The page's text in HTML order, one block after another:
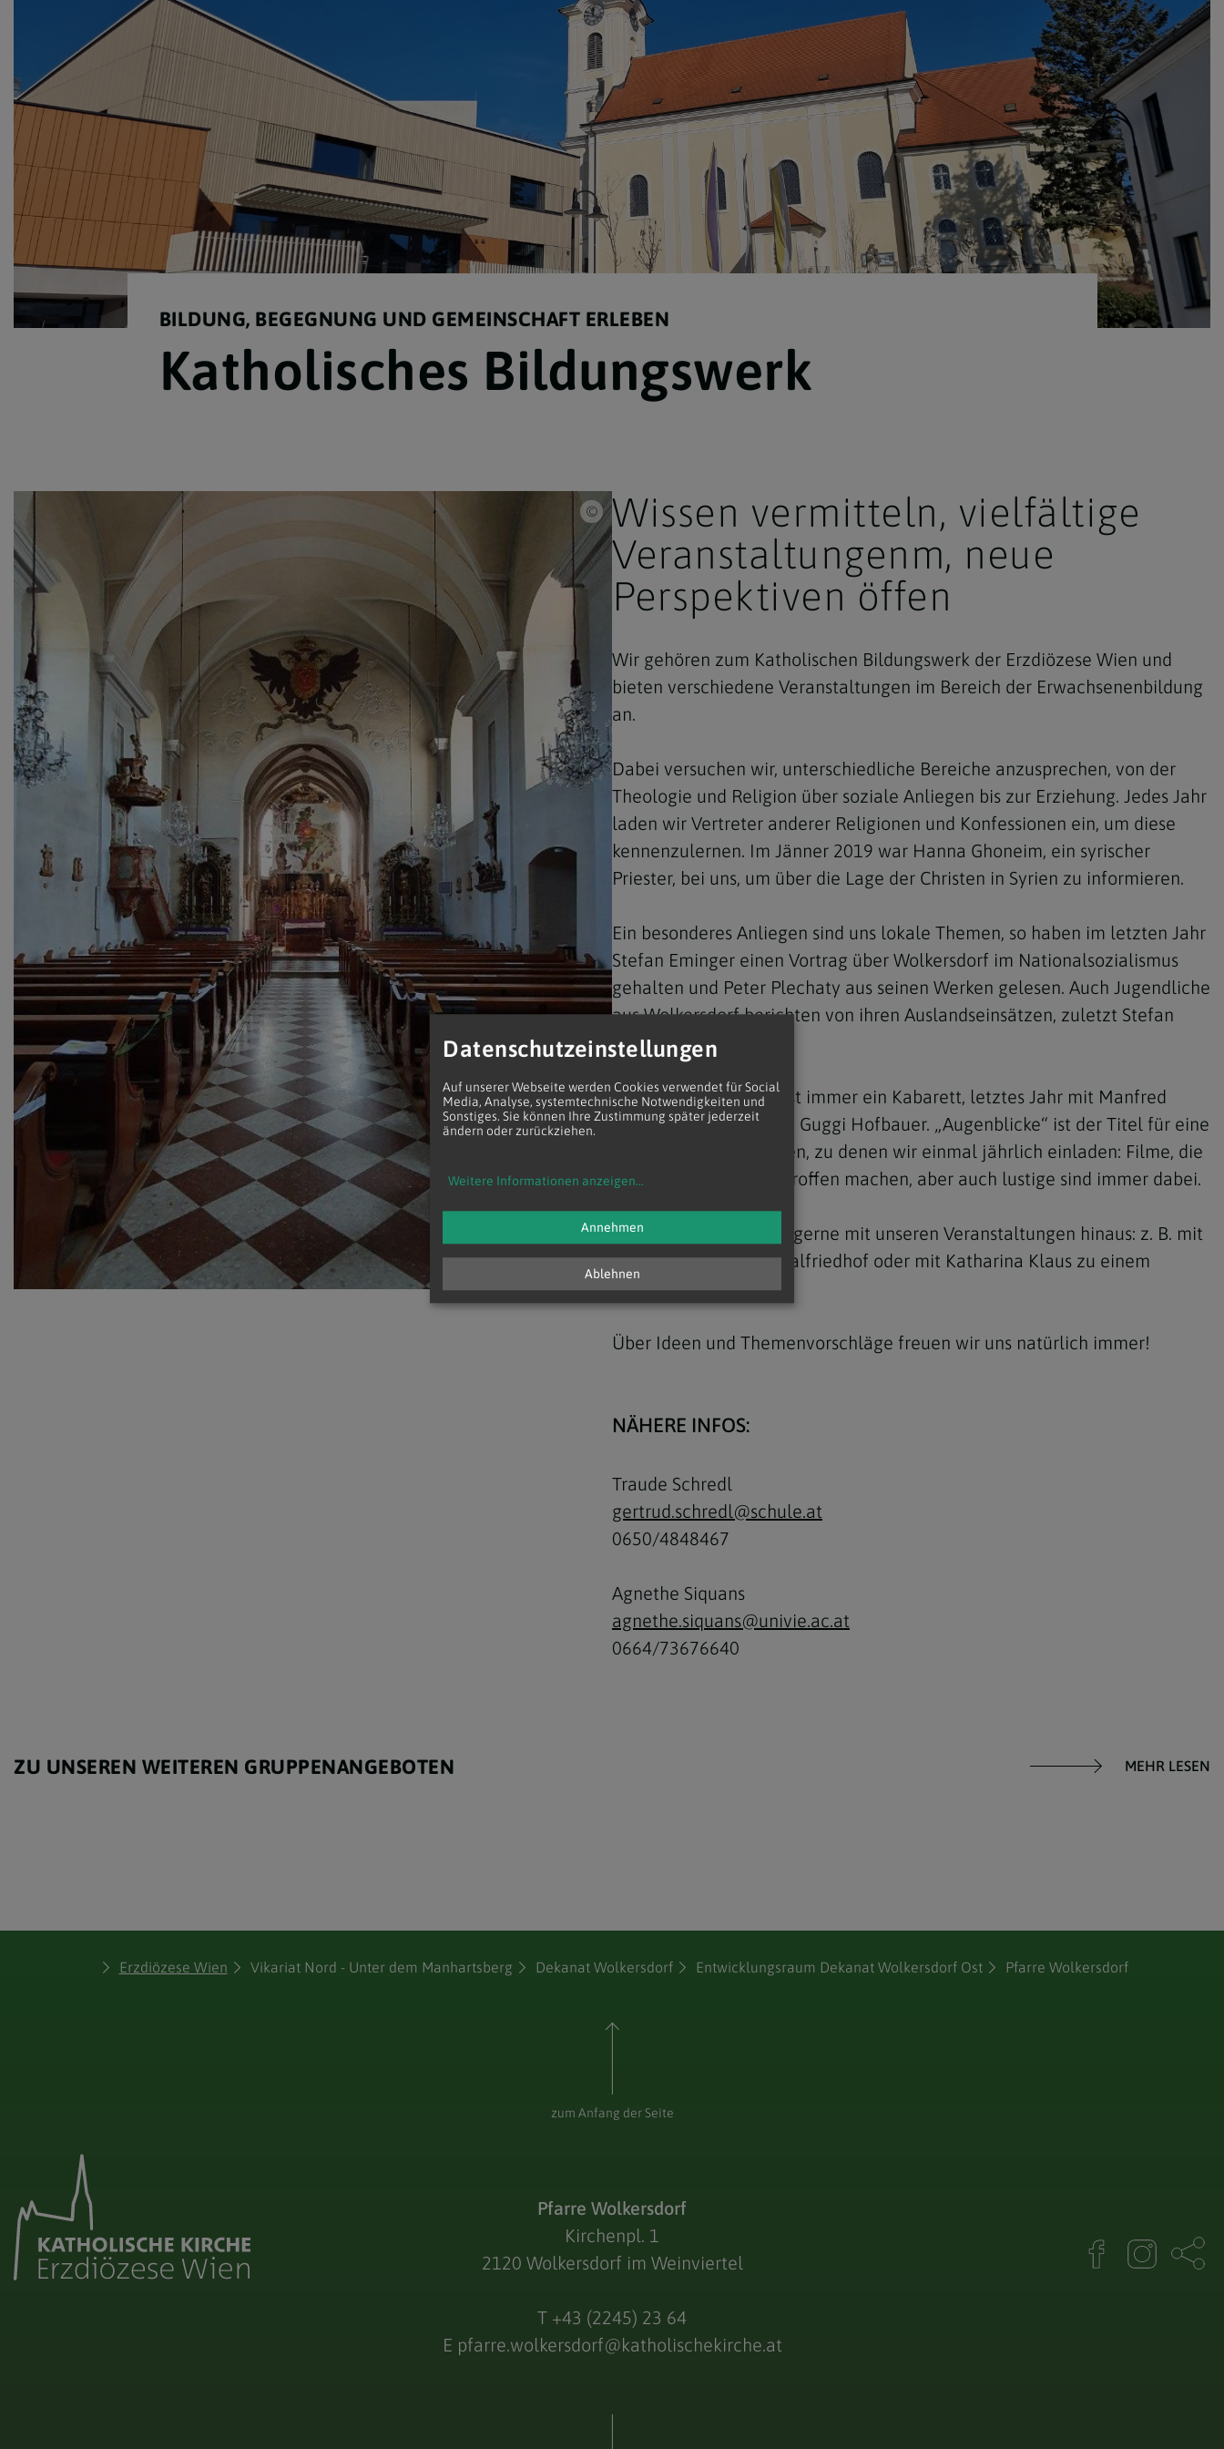
Todesfall - Begräbnis
Wiedereintritt
Kirche für Kinder
Pilgern und Reisen
Katholisches Bildungswerk
BILDUNG, BEGEGNUNG UND GEMEINSCHAFT ERLEBEN
Katholisches Bildungswerk
Silvia Eminger
Wissen vermitteln, vielfältige
Veranstaltungenm, neue
Perspektiven öffen
Wir gehören zum Katholischen Bildungswerk der Erzdiözese Wien und
bieten verschiedene Veranstaltungen im Bereich der Erwachsenenbildung
an.
Dabei versuchen wir, unterschiedliche Bereiche anzusprechen, von der
Theologie und Religion über soziale Anliegen bis zur Erziehung. Jedes Jahr
laden wir Vertreter anderer Religionen und Konfessionen ein, um diese
kennenzulernen. Im Jänner 2019 war Hanna Ghoneim, ein syrischer
Priester, bei uns, um über die Lage der Christen in Syrien zu informieren.
Ein besonderes Anliegen sind uns lokale Themen, so haben im letzten Jahr
Stefan Eminger einen Vortrag über Wolkersdorf im Nationalsozialismus
gehalten und Peter Plechaty aus seinen Werken gelesen. Auch Jugendliche
aus Wolkersdorf berichten von ihren Auslandseinsätzen, zuletzt Stefan
Holzer über Indien.
Fixpunkt im Fasching ist immer ein Kabarett, letztes Jahr mit Manfred
Linhart, dieses Jahr mit Guggi Hofbauer. „Augenblicke“ ist der Titel für eine
Auswahl von Kurzfilmen, zu denen wir einmal jährlich einladen: Filme, die
nachdenklich oder betroffen machen, aber auch lustige sind immer dabei.
Im Frühjahr gehen wir gerne mit unseren Veranstaltungen hinaus: z. B. mit
Walter Mayr am Zentralfriedhof oder mit Katharina Klaus zu einem
Kräuterspaziergang.
Über Ideen und Themenvorschläge freuen wir uns natürlich immer!
NÄHERE INFOS:
Traude Schredl
gertrud.schredl@schule.at
0650/4848467
Agnethe Siquans
agnethe.siquans@univie.ac.at
0664/73676640
ZU UNSEREN WEITEREN GRUPPENANGEBOTEN MEHR LESEN
Erzdiözese Wien Vikariat Nord - Unter dem Manhartsberg Dekanat Wolkersdorf Entwicklungsraum Dekanat Wolkersdorf Ost Pfarre Wolkersdorf
zum Anfang der Seite
Pfarre Wolkersdorf
Kirchenpl. 1
2120 Wolkersdorf im Weinviertel
T +43 (2245) 23 64
E pfarre.wolkersdorf@katholischekirche.at
Datenschutzeinstellungen
Auf unserer Webseite werden Cookies verwendet für Social
Media, Analyse, systemtechnische Notwendigkeiten und
Sonstiges. Sie können Ihre Zustimmung später jederzeit
ändern oder zurückziehen.
Weitere Informationen anzeigen...
Ablehnen
Annehmen